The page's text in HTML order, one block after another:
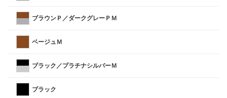
ブラウンＰ／ダークグレーＰＭ
ベージュＭ
ブラック／プラチナシルバーＭ
ブラック